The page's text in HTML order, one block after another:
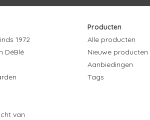
1972
DéBlé
van
Producten
Alle producten
Nieuwe producten
Aanbiedingen
Tags